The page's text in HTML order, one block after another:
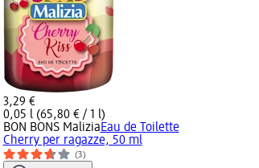
3,29 €
0,05 l (65,80 € / 1 l)
BON BONS MaliziaEau de Toilette
Cherry per ragazze, 50 ml
(3)